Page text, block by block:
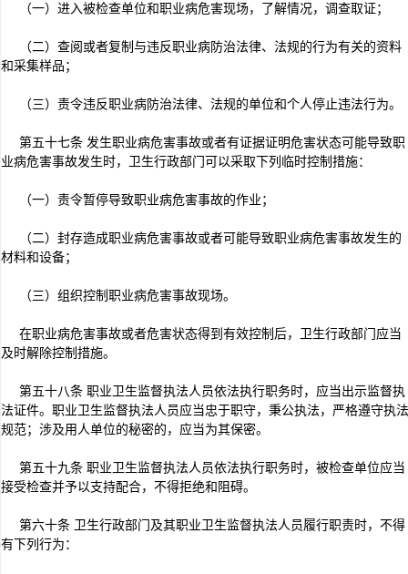
（一）进入被检查单位和职业病危害现场，了解情况，调查取证；
（二）查阅或者复制与违反职业病防治法律、法规的行为有关的资料
和采集样品；
（三）责令违反职业病防治法律、法规的单位和个人停止违法行为。
第五十七条 发生职业病危害事故或者有证据证明危害状态可能导致职
业病危害事故发生时，卫生行政部门可以采取下列临时控制措施：
（一）责令暂停导致职业病危害事故的作业；
（二）封存造成职业病危害事故或者可能导致职业病危害事故发生的
材料和设备；
（三）组织控制职业病危害事故现场。
在职业病危害事故或者危害状态得到有效控制后，卫生行政部门应当
及时解除控制措施。
第五十八条 职业卫生监督执法人员依法执行职务时，应当出示监督执
法证件。职业卫生监督执法人员应当忠于职守，秉公执法，严格遵守执法
规范；涉及用人单位的秘密的，应当为其保密。
第五十九条 职业卫生监督执法人员依法执行职务时，被检查单位应当
接受检查并予以支持配合，不得拒绝和阻碍。
第六十条 卫生行政部门及其职业卫生监督执法人员履行职责时，不得
有下列行为：